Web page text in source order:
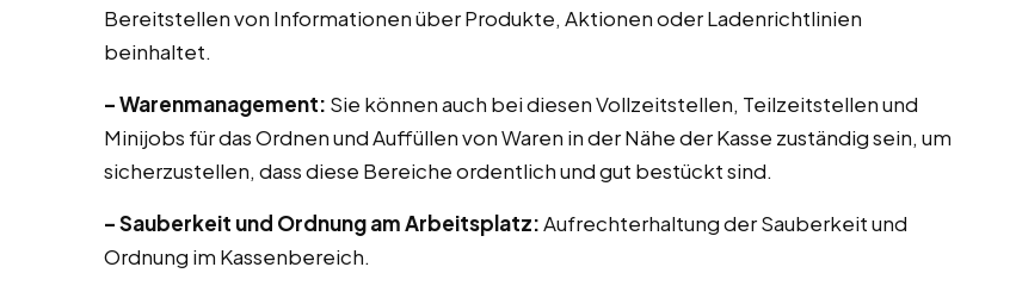
Bereitstellen von Informationen über Produkte, Aktionen oder Ladenrichtlinien
beinhaltet.
– Warenmanagement: Sie können auch bei diesen Vollzeitstellen, Teilzeitstellen und
Minijobs für das Ordnen und Auffüllen von Waren in der Nähe der Kasse zuständig sein, um
sicherzustellen, dass diese Bereiche ordentlich und gut bestückt sind.
– Sauberkeit und Ordnung am Arbeitsplatz:Aufrechterhaltung der Sauberkeit und
Ordnung im Kassenbereich.